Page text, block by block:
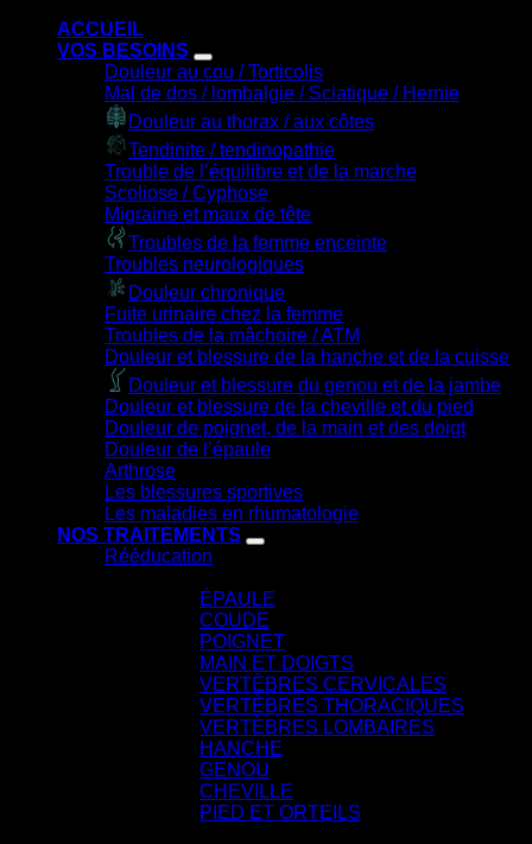
ACCUEIL
VOS BESOINS
Douleur au cou / Torticolis
Mal de dos / lombalgie / Sciatique / Hernie
Douleur au thorax / aux côtes
Tendinite / tendinopathie
Trouble de l’équilibre et de la marche
Scoliose / Cyphose
Migraine et maux de tête
Troubles de la femme enceinte
Troubles neurologiques
Douleur chronique
Fuite urinaire chez la femme
Troubles de la mâchoire / ATM
Douleur et blessure de la hanche et de la cuisse
Douleur et blessure du genou et de la jambe
Douleur et blessure de la cheville et du pied
Douleur de poignet, de la main et des doigt
Douleur de l’épaule
Arthrose
Les blessures sportives
Les maladies en rhumatologie
NOS TRAITEMENTS
Rééducation
ÉPAULE
COUDE
POIGNET
MAIN ET DOIGTS
VERTÈBRES CERVICALES
VERTÈBRES THORACIQUES
VERTÈBRES LOMBAIRES
HANCHE
GENOU
CHEVILLE
PIED ET ORTEILS